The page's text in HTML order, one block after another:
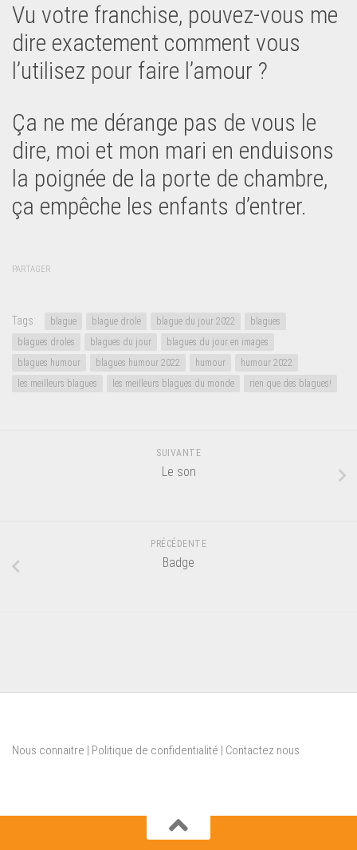
Vu votre franchise, pouvez-vous me
dire exactement comment vous
l’utilisez pour faire l’amour ?
Ça ne me dérange pas de vous le
dire, moi et mon mari en enduisons
la poignée de la porte de chambre,
ça empêche les enfants d’entrer.
PARTAGER
Tags: blague blague drole blague du jour 2022
blagues
blagues droles
blagues du jour
blagues du jour en images
blagues humour
blagues humour 2022 humour
humour 2022
les meilleurs blagues
les meilleurs blagues du monde rien que des blagues!
SUIVANTE
Le son
PRÉCÉDENTE
Badge
Nous connaitre | Politique de confidentialité | Contactez nous